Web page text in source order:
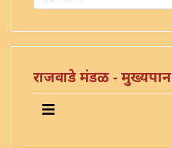
राजवाडे मंडळ - मुख्यपान